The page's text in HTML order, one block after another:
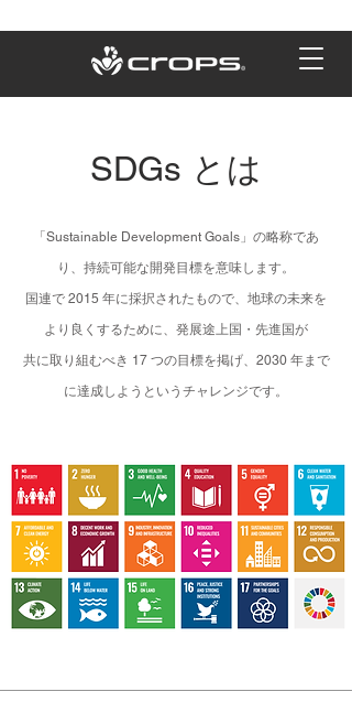
SDGs とは
「Sustainable Development Goals」の略称であ
り、持続可能な開発目標を意味します。
国連で 2015 年に採択されたもので、地球の未来を
より良くするために、発展途上国・先進国が
共に取り組むべき 17 つの目標を掲げ、2030 年まで
に達成しようというチャレンジです。